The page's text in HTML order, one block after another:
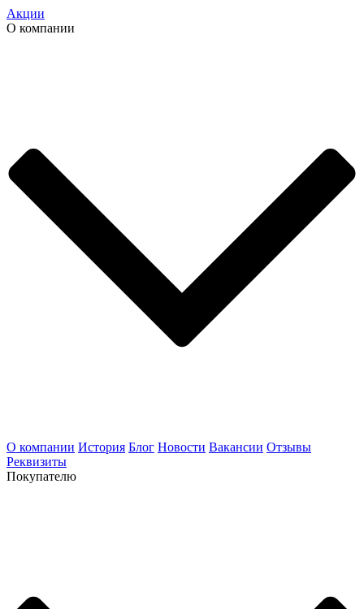
Акции
О компании
О компании История Блог Новости Вакансии Отзывы
Реквизиты
Покупателю